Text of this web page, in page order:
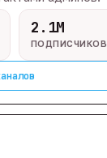
2.1M
ПОДПИСЧИКОВ